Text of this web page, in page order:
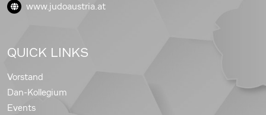
www.judoaustria.at
QUICK LINKS
Vorstand
Dan-Kollegium
Events